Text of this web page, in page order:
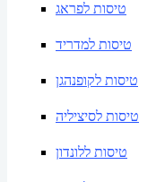
טיסות לפראג
טיסות למדריד
טיסות לקופנהגן
טיסות לסיציליה
טיסות ללונדון